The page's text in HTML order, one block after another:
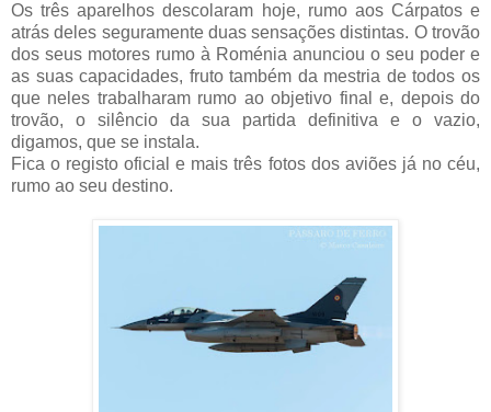
Os três aparelhos descolaram hoje, rumo aos Cárpatos e
atrás deles seguramente duas sensações distintas. O trovão
dos seus motores rumo à Roménia anunciou o seu poder e
as suas capacidades, fruto também da mestria de todos os
que neles trabalharam rumo ao objetivo final e, depois do
trovão, o silêncio da sua partida definitiva e o vazio,
digamos, que se instala.
Fica o registo oficial e mais três fotos dos aviões já no céu,
rumo ao seu destino.